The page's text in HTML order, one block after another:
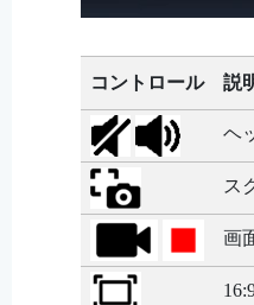
コントロール 説
ヘ
ス
画